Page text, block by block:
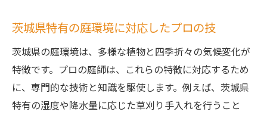
茨城県特有の庭環境に対応したプロの技
茨城県の庭環境は、多様な植物と四季折々の気候変化が
特徴です。プロの庭師は、これらの特徴に対応するため
に、専門的な技術と知識を駆使します。例えば、茨城県
特有の湿度や降水量に応じた草刈り手入れを行うこと